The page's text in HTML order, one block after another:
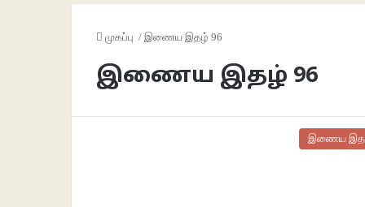
முகப்பு / இணைய இதழ் 96
இணைய இதழ் 96
இணைய